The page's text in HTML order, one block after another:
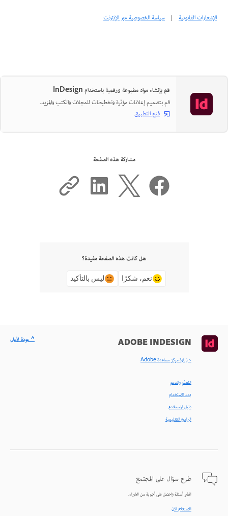
الإشعارات القانونية | سياسة الخصوصية عبر الإنترنت
قم بإنشاء مواد مطبوعة ورقمية باستخدام InDesign
قم بتصميم إعلانات مؤثرة وتخطيطات للمجلات والكتب والمزيد.
فتح التطبيق
مشاركة هذه الصفحة
هل كانت هذه الصفحة مفيدة؟
نعم، شكرًا ليس بالتأكيد
ADOBE INDESIGN
< زيارة مركز مساعدة Adobe
التعلّم والدعم
بدء الاستخدام
دليل المستخدم
البرامج التعليمية
طرح سؤال على المجتمع
انشر أسئلة واحصل على أجوبة من الخبراء.
الاستعلام الآن
^ عودة لأعلى